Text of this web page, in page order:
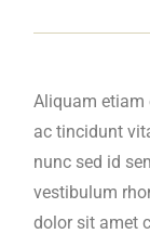
Aliquam etiam
ac tincidunt
nunc sed id
vestibulum
dolor sit amet